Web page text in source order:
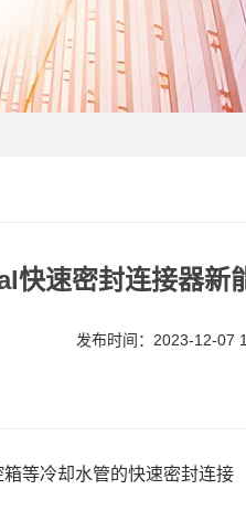
快速密封连接器新
发布时间：2023-12-07
等冷却水管的快速密封连接